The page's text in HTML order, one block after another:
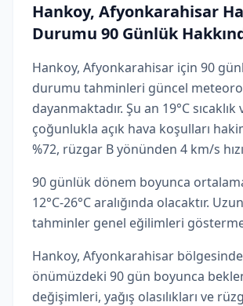
Hankoy, Afyonkarahisar
Durumu 90 Günlük
Hankoy, Afyonkarahisar için 90
durumu tahminleri güncel
dayanmaktadır. Şu an 19°C sıcaklık
çoğunlukla açık hava koşulları
%72, rüzgar B yönünden 4 km/s
90 günlük dönem boyunca
12°C-26°C aralığında olacaktır.
tahminler genel eğilimleri
Hankoy, Afyonkarahisar bölgesinde
önümüzdeki 90 gün boyunca
değişimleri, yağış olasılıkları ve